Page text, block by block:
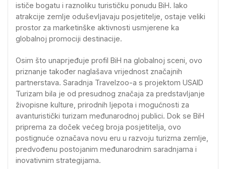
ističe bogatu i raznoliku turističku ponudu BiH. Iako
atrakcije zemlje oduševljavaju posjetitelje, ostaje veliki
prostor za marketinške aktivnosti usmjerene ka
globalnoj promociji destinacije.
Osim što unaprjeđuje profil BiH na globalnoj sceni, ovo
priznanje također naglašava vrijednost značajnih
partnerstava. Saradnja Travelzoo-a s projektom USAID
Turizam bila je od presudnog značaja za predstavljanje
živopisne kulture, prirodnih ljepota i mogućnosti za
avanturistički turizam međunarodnoj publici. Dok se BiH
priprema za doček većeg broja posjetitelja, ovo
postignuće označava novu eru u razvoju turizma zemlje,
predvođenu postojanim međunarodnim saradnjama i
inovativnim strategijama.